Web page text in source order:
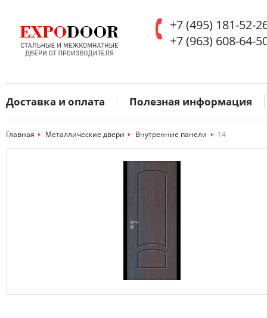
+7 (495) 181-52-
+7 (963) 608-64-
Доставка и оплата Полезная информация
Главная > Металлические двери > Внутренние панели > 14